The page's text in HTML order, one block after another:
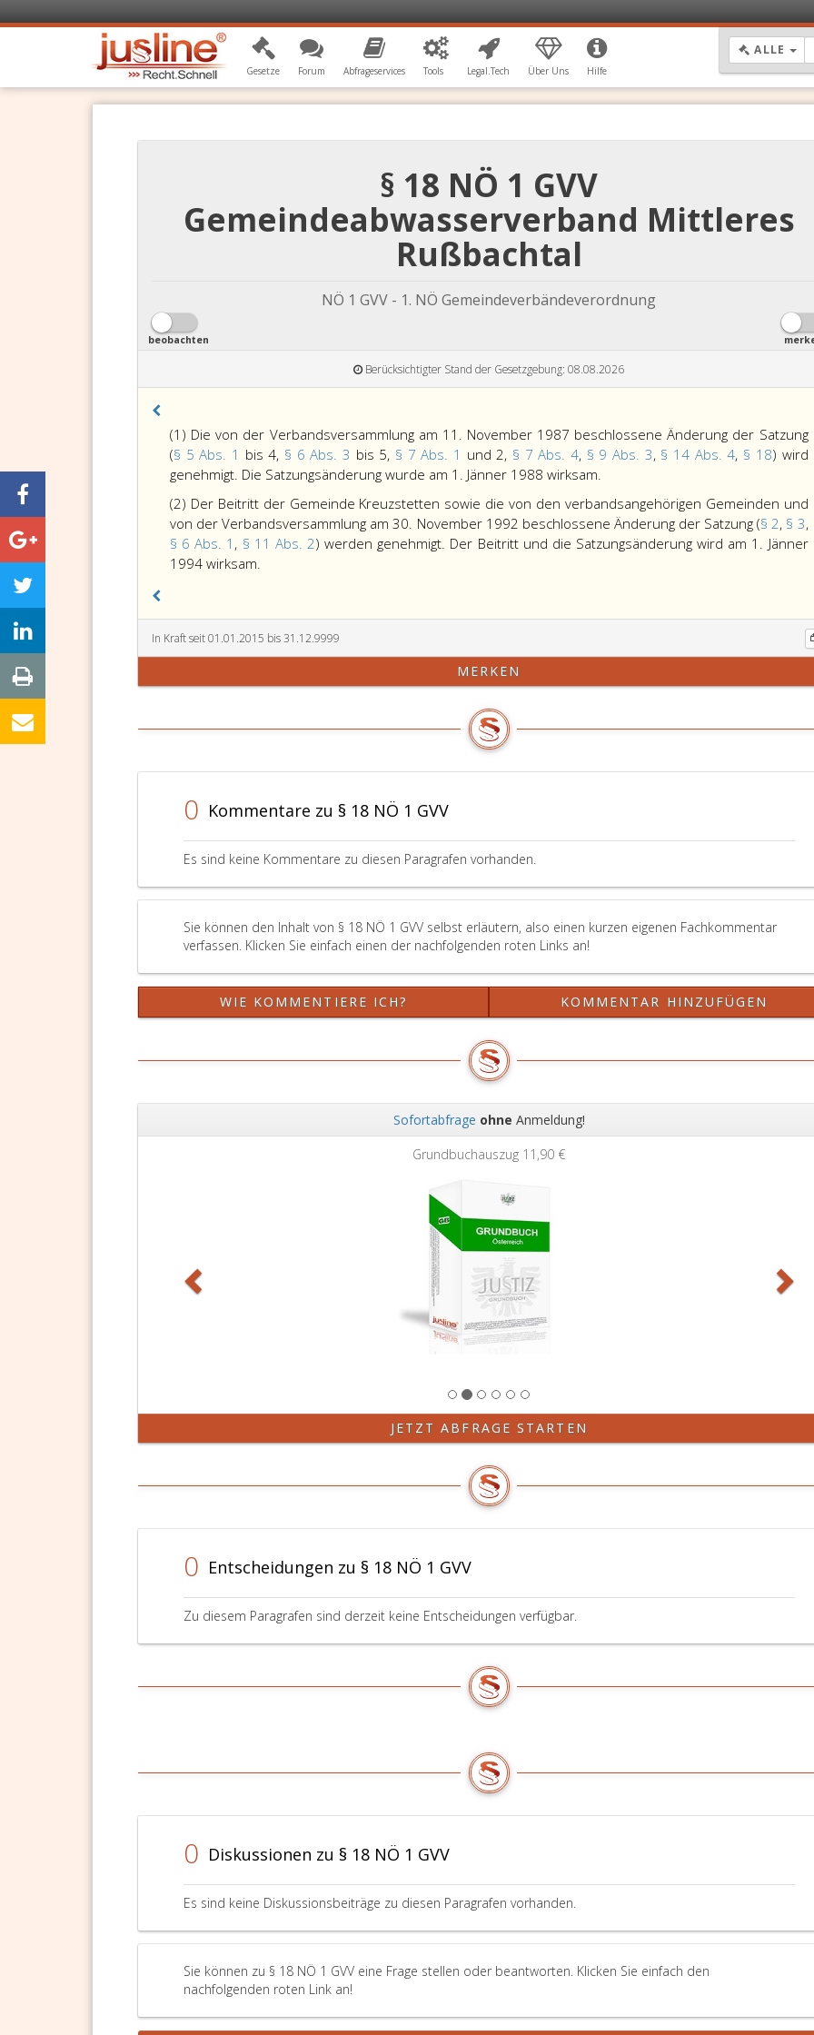
Gesetze Forum Abfrageservices Tools Legal.Tech Über Uns Hilfe
ALLE
§ 18 NÖ 1 GVV
Gemeindeabwasserverband Mittleres
Rußbachtal
NÖ 1 GVV - 1. NÖ Gemeindeverbändeverordnung
beobachten
Berücksichtigter Stand der Gesetzgebung: 08.08.2026
(1) Die von der Verbandsversammlung am 11. November 1987 beschlossene Änderung der Satzung
(§ 5 Abs. 1 bis 4, § 6 Abs. 3 bis 5, § 7 Abs. 1 und 2, § 7 Abs. 4, § 9 Abs. 3, § 14 Abs. 4, § 18) wird
genehmigt. Die Satzungsänderung wurde am 1. Jänner 1988 wirksam.
(2) Der Beitritt der Gemeinde Kreuzstetten sowie die von den verbandsangehörigen Gemeinden und
von der Verbandsversammlung am 30. November 1992 beschlossene Änderung der Satzung (§ 2, § 3,
§ 6 Abs. 1 , § 11 Abs. 2) werden genehmigt. Der Beitritt und die Satzungsänderung wird am 1. Jänner
1994 wirksam.
In Kraft seit 01.01.2015 bis 31.12.9999
MERKEN
0 Kommentare zu § 18 NÖ 1 GVV
Es sind keine Kommentare zu diesen Paragrafen vorhanden.
Sie können den Inhalt von § 18 NÖ 1 GVV selbst erläutern, also einen kurzen eigenen Fachkommentar
verfassen. Klicken Sie einfach einen der nachfolgenden roten Links an!
WIE KOMMENTIERE ICH? KOMMENTAR HINZUFÜGEN
Sofortabfrage ohne Anmeldung!
Grundbuchauszug 11,90 €
JETZT ABFRAGE STARTEN
0 Entscheidungen zu § 18 NÖ 1 GVV
Zu diesem Paragrafen sind derzeit keine Entscheidungen verfügbar.
0 Diskussionen zu § 18 NÖ 1 GVV
Es sind keine Diskussionsbeiträge zu diesen Paragrafen vorhanden.
Sie können zu § 18 NÖ 1 GVV eine Frage stellen oder beantworten. Klicken Sie einfach den
nachfolgenden roten Link an!